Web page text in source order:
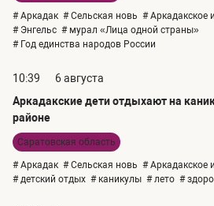
# Аркадак # Сельская новь # Аркадакское
# Энгельс # мурал «Лица одной страны»
# Год единства народов России
10:39
6 августа
Аркадакские дети отдыхают на
районе
Саратовская область
# Аркадак # Сельская новь # Аркадакское
# детский отдых # каникулы # лето #